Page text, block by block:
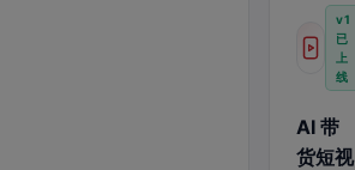
v1
已
上
线
AI 带
货短视